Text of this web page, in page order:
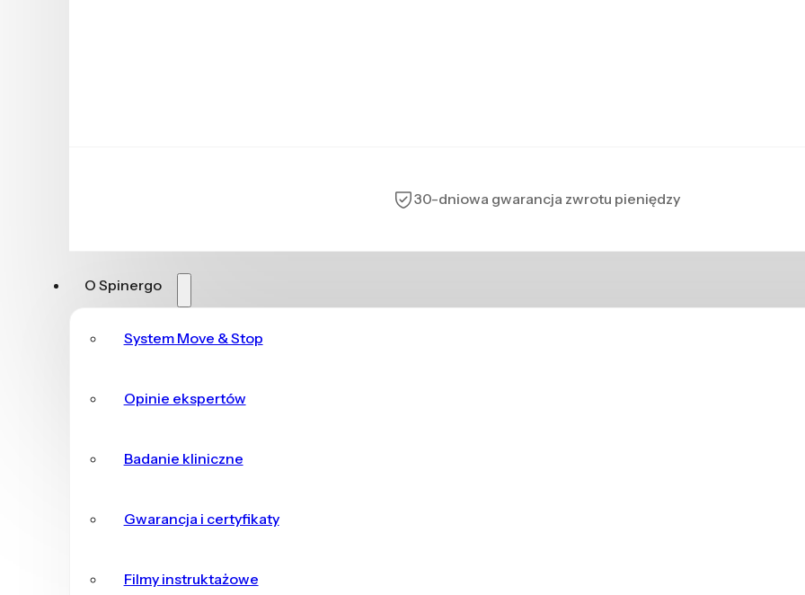
30-dniowa gwarancja zwrotu pieniędzy
O Spinergo
System Move & Stop
Opinie ekspertów
Badanie kliniczne
Gwarancja i certyfikaty
Filmy instruktażowe